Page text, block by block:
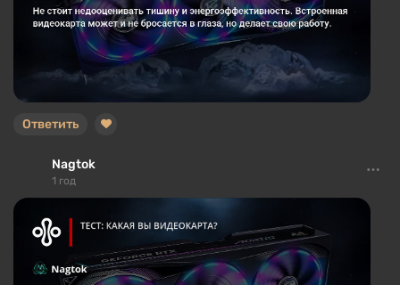
Ответить
Nagtok
1 год